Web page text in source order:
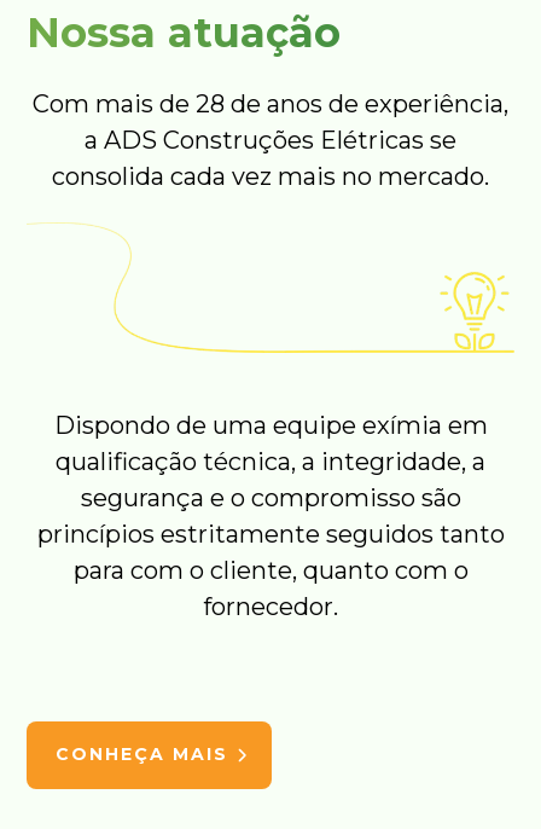
Nossa atuação
Com mais de 28 de anos de experiência,
a ADS Construções Elétricas se
consolida cada vez mais no mercado.
Dispondo de uma equipe exímia em
qualificação técnica, a integridade, a
segurança e o compromisso são
princípios estritamente seguidos tanto
para com o cliente, quanto com o
fornecedor.
CONHEÇA MAIS